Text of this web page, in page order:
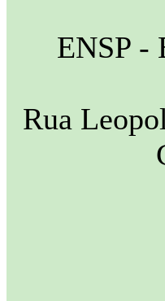
ENSP -
Rua